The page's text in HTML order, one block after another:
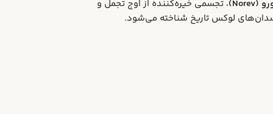
، تجسمی خیره‌کننده از اوج تجمل و